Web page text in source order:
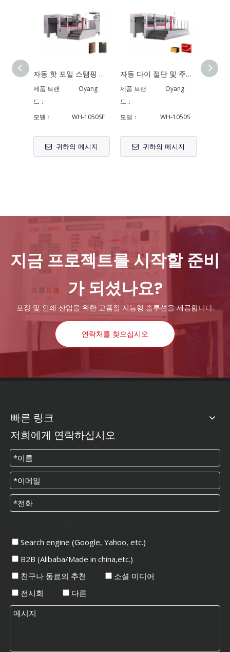
OYANG 7 ONL-350PART I 라미네이팅 다이커팅 유닛
자동 핫 포일 스탬핑 및 다이 커팅 머신
제품 브랜
드：
Oyang
모델： WH-1050SF
귀하의 메시지
자동 다이 절단 및 주름 기계
제품 브랜
드：
Oyang
모델： WH-1050S
귀하의 메시지
지금 프로젝트를 시작할 준비
가 되셨나요?
포장 및 인쇄 산업을 위한 고품질 지능형 솔루션을 제공합니다.
연락처를 찾으십시오
빠른 링크
저희에게 연락하십시오
Search engine (Google, Yahoo, etc.)
B2B (Alibaba/Made in china,etc.)
친구나 동료의 추천
소셜 미디어
전시회
다른